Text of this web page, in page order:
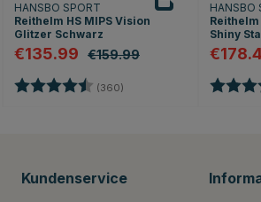
HANSBO SPORT
Reithelm HS MIPS Vision
Glitzer Schwarz
€135.99 €159.99
Bewertung: (360) 4.7 von 5 Sternen
HANSBO
Reithelm
Shiny
Kundenservice